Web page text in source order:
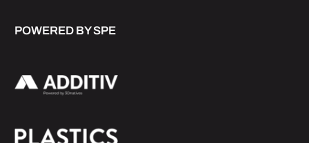
POWERED BY SPE